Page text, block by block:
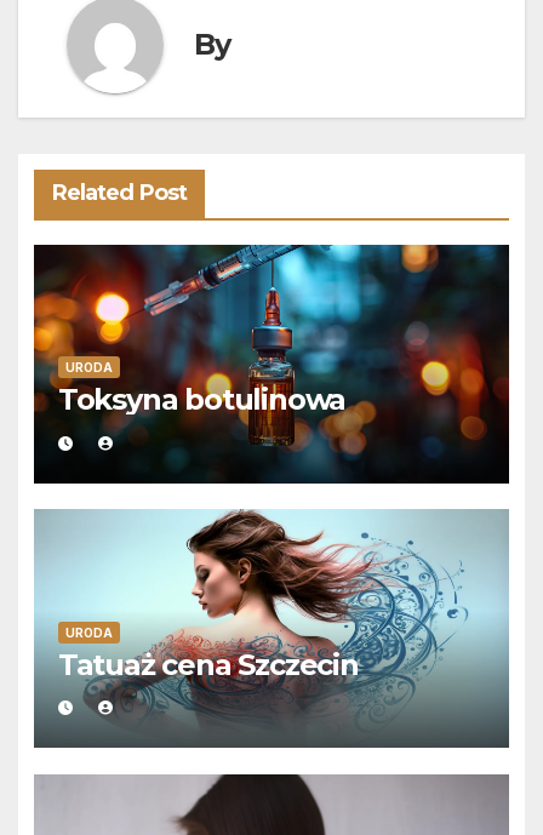
By
Related Post
URODA
Toksyna botulinowa
URODA
Tatuaż cena Szczecin